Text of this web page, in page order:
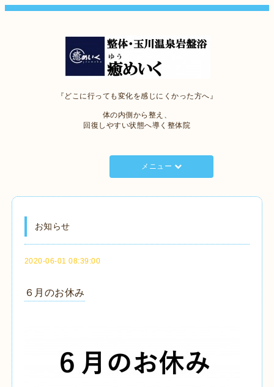
『どこに行っても変化を感じにくかった方へ』
体の内側から整え、
回復しやすい状態へ導く整体院
メニュー
お知らせ
2020-06-01 08:39:00
６月のお休み